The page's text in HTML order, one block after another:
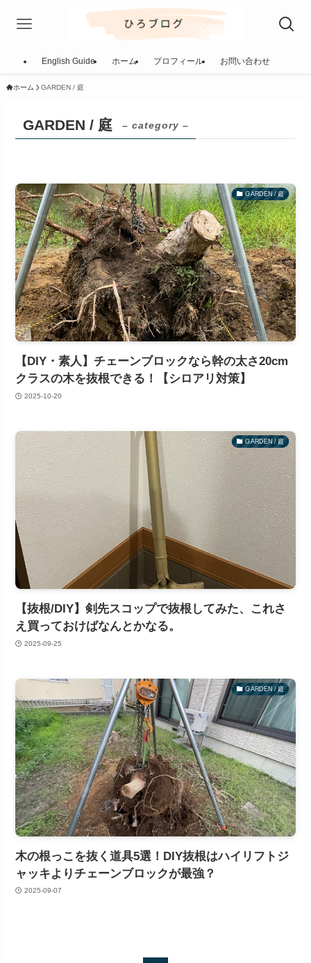
English Guide ホーム プロフィール お問い合わせ
ホーム GARDEN / 庭
GARDEN / 庭 – category –
GARDEN / 庭
【DIY・素人】チェーンブロックなら幹の太さ20cm
クラスの木を抜根できる！【シロアリ対策】
2025-10-20
GARDEN / 庭
【抜根/DIY】剣先スコップで抜根してみた、これさ
え買っておけばなんとかなる。
2025-09-25
GARDEN / 庭
木の根っこを抜く道具5選！DIY抜根はハイリフトジ
ャッキよりチェーンブロックが最強？
2025-09-07